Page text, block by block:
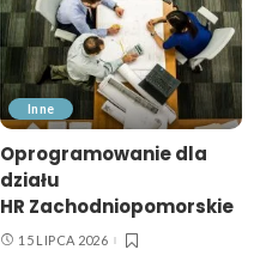
Inne
Oprogramowanie dla
działu
HR Zachodniopomorskie
15 LIPCA 2026